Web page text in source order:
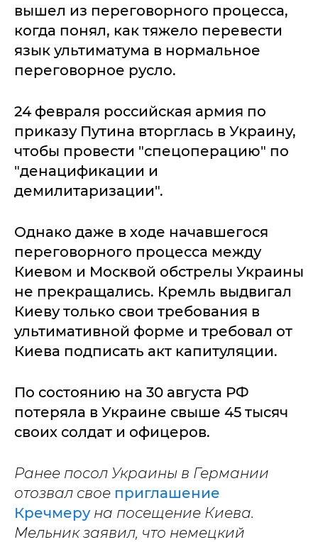
вышел из переговорного процесса,
когда понял, как тяжело перевести
язык ультиматума в нормальное
переговорное русло.
24 февраля российская армия по
приказу Путина вторглась в Украину,
чтобы провести "спецоперацию" по
"денацификации и
демилитаризации".
Однако даже в ходе начавшегося
переговорного процесса между
Киевом и Москвой обстрелы Украины
не прекращались. Кремль выдвигал
Киеву только свои требования в
ультимативной форме и требовал от
Киева подписать акт капитуляции.
По состоянию на 30 августа РФ
потеряла в Украине свыше 45 тысяч
своих солдат и офицеров.
Ранее посол Украины в Германии
отозвал свое приглашение
Кречмеруна посещение Киева.
Мельник заявил, что немецкий